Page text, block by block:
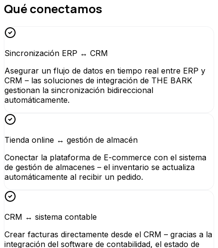
Qué conectamos
Sincronización ERP ↔ CRM
Asegurar un flujo de datos en tiempo real entre ERP y
CRM – las soluciones de integración de THE BARK
gestionan la sincronización bidireccional
automáticamente.
Tienda online ↔ gestión de almacén
Conectar la plataforma de E-commerce con el sistema
de gestión de almacenes – el inventario se actualiza
automáticamente al recibir un pedido.
CRM ↔ sistema contable
Crear facturas directamente desde el CRM – gracias a la
integración del software de contabilidad, el estado de